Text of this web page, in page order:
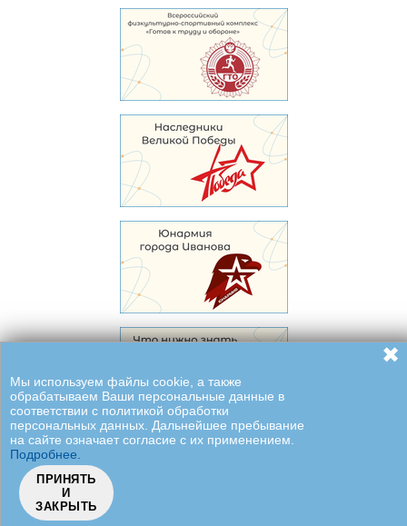
Мы используем файлы cookie, а также
обрабатываем Ваши персональные данные в
соответствии с политикой обработки
персональных данных. Дальнейшее пребывание
на сайте означает согласие с их применением.
Подробнее.
ПРИНЯТЬ
И
ЗАКРЫТЬ
✖